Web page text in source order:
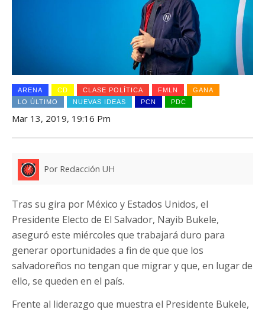
ARENA CD CLASE POLÍTICA FMLN
GANA
LO ÚLTIMO
NUEVAS IDEAS PCN PDC
Mar 13, 2019, 19:16 Pm
Por Redacción UH
Tras su gira por México y Estados Unidos, el
Presidente Electo de El Salvador, Nayib Bukele,
aseguró este miércoles que trabajará duro para
generar oportunidades a fin de que que los
salvadoreños no tengan que migrar y que, en lugar de
ello, se queden en el país.
Frente al liderazgo que muestra el Presidente Bukele,